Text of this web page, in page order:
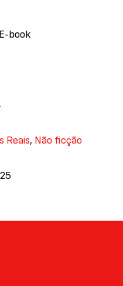
pequeno grupo de
tornaram possível; e
que um novo tipo
hiper-realistas,
geradas sob
“a próxima
book
Reais, Não ficção